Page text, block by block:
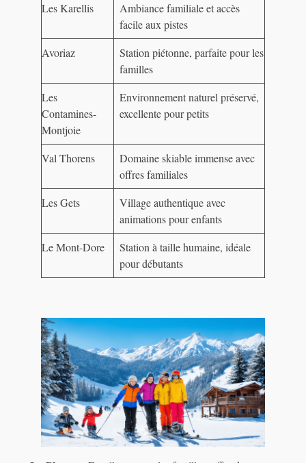
Les Karellis
Ambiance familiale et accès
facile aux pistes
Avoriaz
Station piétonne, parfaite pour les
familles
Les
Contamines-
Montjoie
Environnement naturel préservé,
excellente pour petits
Val Thorens
Domaine skiable immense avec
offres familiales
Les Gets
Village authentique avec
animations pour enfants
Le Mont-Dore
Station à taille humaine, idéale
pour débutants